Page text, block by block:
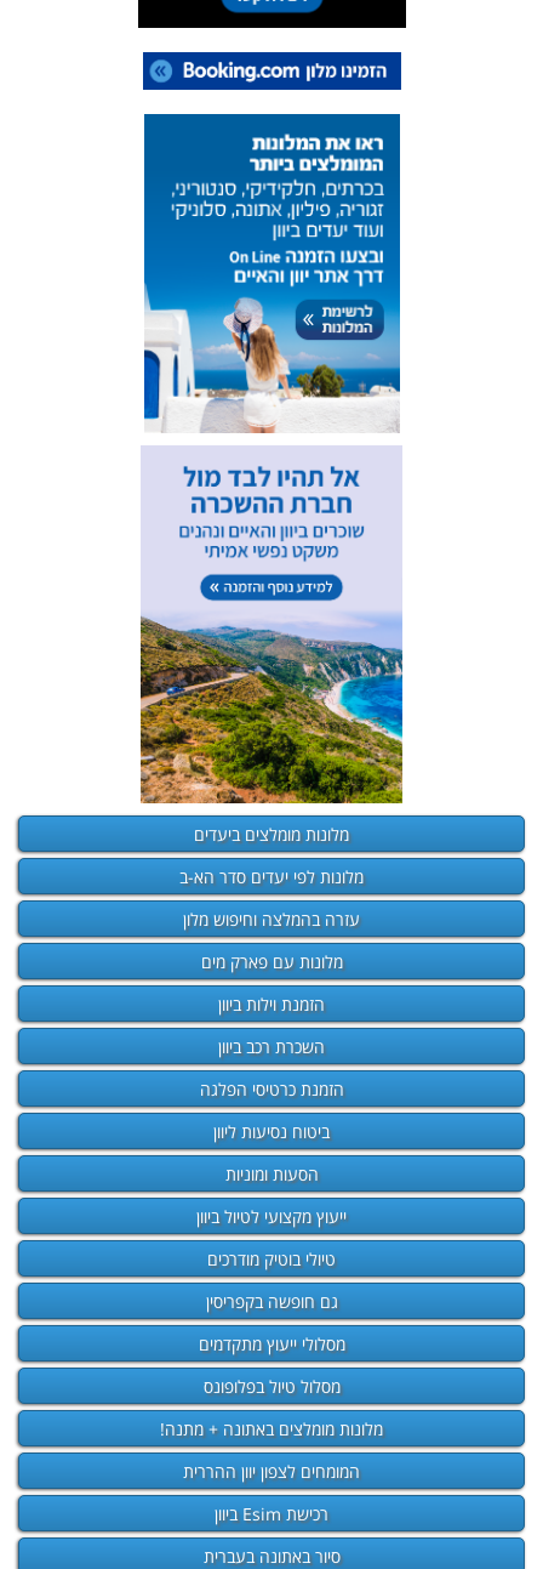
מלונות מומלצים ביעדים
מלונות לפי יעדים סדר הא-ב
עזרה בהמלצה וחיפוש מלון
מלונות עם פארק מים
הזמנת וילות ביוון
השכרת רכב ביוון
הזמנת כרטיסי הפלגה
ביטוח נסיעות ליוון
הסעות ומוניות
ייעוץ מקצועי לטיול ביוון
טיולי בוטיק מודרכים
גם חופשה בקפריסין
מסלולי ייעוץ מתקדמים
מסלול טיול בפלופונס
מלונות מומלצים באתונה + מתנה!
המומחים לצפון יוון ההררית
רכישת Esim ביוון
סיור באתונה בעברית